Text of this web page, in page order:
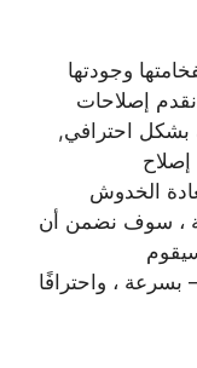
وجودتها
نقدم إصلاحات
بشكل احترافي,
الخدوش
، سوف نضمن أن
بسرعة ، واحترافًا